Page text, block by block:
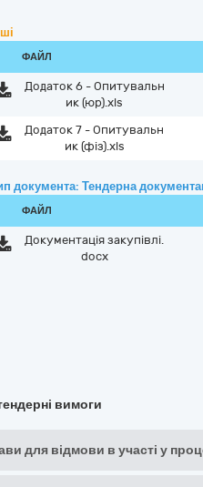
ФАЙЛ
Додаток 6 - Опитувальн
ик (юр).xls
Додаток 7 - Опитувальн
ик (фіз).xls
документа: Тендерна
ФАЙЛ
Документація закупівлі.
docx
вимоги
для відмови в участі у